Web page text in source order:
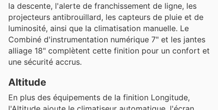
la descente, l'alerte de franchissement de ligne, les
projecteurs antibrouillard, les capteurs de pluie et de
luminosité, ainsi que la climatisation manuelle. Le
Combiné d'instrumentation numérique 7" et les jantes
alliage 18" complètent cette finition pour un confort et
une sécurité accrus.
Altitude
En plus des équipements de la finition Longitude,